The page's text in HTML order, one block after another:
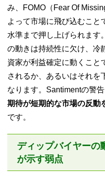
み、FOMO（Fear Of
よって市場に飛び込むこと
水準まで押し上げられます
の動きは持続性に欠け、冷
資家が利益確定に動くこと
されるか、あるいはそれを
なります。Santimentの警
期待が短期的な市場の反動
です。
ディップバイヤーの
が示す弱点